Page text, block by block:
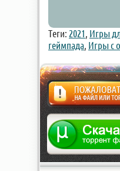
Теги: 2021, Игры
геймпада, Игры с
Жалоба